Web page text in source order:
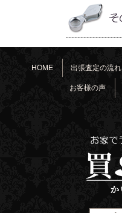
HOME 出張査定の流れ
お客様の声